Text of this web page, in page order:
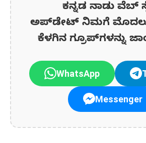
ಕನ್ನಡ ನಾಡು ವೆಬ್
ಅಪ್‌ಡೇಟ್‌ ನಿಮಗೆ
ಕೆಳಗಿನ ಗ್ರೂಪ್‌ಗಳನ್ನು
WhatsApp
Messenger